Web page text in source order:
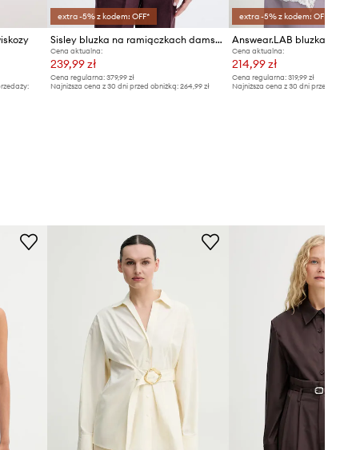
extra -5% z kodem: OFF*
Sisley bluzka na ramiączkach damska z wiskozy
Cena aktualna:
239,99 zł
Cena regularna:379,99 zł
Najniższa cena z 30 dni przed obniżką:264,99 zł
extra -5% z kodem: OFF*
Cena aktualna:
214,99 zł
Cena regularna: 319,99 zł
Najniższa cena z 30 dni przed obniżką: